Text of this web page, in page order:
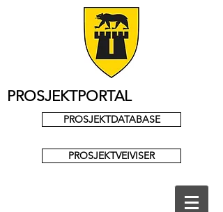
PROSJEKTPORTAL
PROSJEKTDATABASE
PROSJEKTVEIVISER